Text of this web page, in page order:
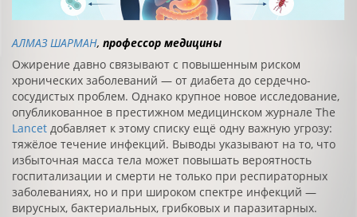
АЛМАЗ ШАРМАН, профессор медицины
Ожирение давно связывают с повышенным риском
хронических заболеваний — от диабета до сердечно-
сосудистых проблем. Однако крупное новое исследование,
опубликованное в престижном медицинском журнале The
Lancet добавляет к этому списку ещё одну важную угрозу:
тяжёлое течение инфекций. Выводы указывают на то, что
избыточная масса тела может повышать вероятность
госпитализации и смерти не только при респираторных
заболеваниях, но и при широком спектре инфекций —
вирусных, бактериальных, грибковых и паразитарных.